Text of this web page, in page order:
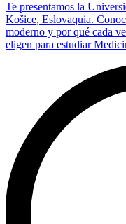
Te presentamos la
Košice, Eslovaquia.
moderno y por qué cada
eligen para estudiar